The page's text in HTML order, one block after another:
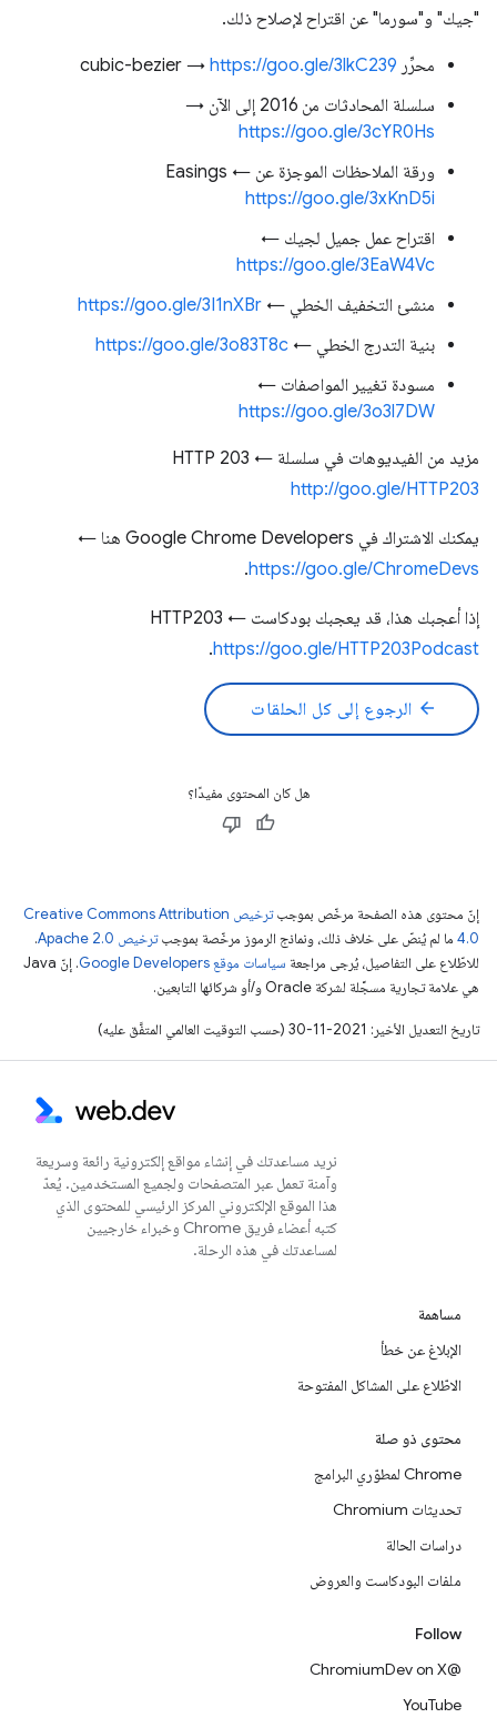
"جيك" و"سورما" عن اقتراح لإصلاح ذلك.
محرِّر cubic-bezier → https://goo.gle/3lkC239
سلسلة المحادثات من 2016 إلى الآن →
https://goo.gle/3cYR0Hs
ورقة الملاحظات الموجزة عن Easings ←
https://goo.gle/3xKnD5i
اقتراح عمل جميل لجيك ←
https://goo.gle/3EaW4Vc
منشئ التخفيف الخطي ← https://goo.gle/3I1nXBr
بنية التدرج الخطي ← https://goo.gle/3o83T8c
مسودة تغيير المواصفات ←
https://goo.gle/3o3l7DW
مزيد من الفيديوهات في سلسلة HTTP 203 ←
http://goo.gle/HTTP203
يمكنك الاشتراك في Google Chrome Developers هنا ←
https://goo.gle/ChromeDevs
.
إذا أعجبك هذا، قد يعجبك بودكاست HTTP203 ←
https://goo.gle/HTTP203Podcast
.
arrow_back الرجوع إلى كل الحلقات
هل كان المحتوى مفيدًا؟
إنّ محتوى هذه الصفحة مرخّص بموجب
ترخيص Creative Commons Attribution
4.0‏ ما لم يُنصّ على خلاف ذلك، ونماذج الرموز مرخّصة بموجبترخيص Apache 2.0‏
.
للاطّلاع على التفاصيل، يُرجى مراجعة سياسات موقع Google Developers‏
. إنّ Java
هي علامة تجارية مسجَّلة لشركة Oracle و/أو شركائها التابعين.
تاريخ التعديل الأخير: 2021-11-30 (حسب التوقيت العالمي المتفَّق عليه)
نريد مساعدتك في إنشاء مواقع إلكترونية رائعة وسريعة
وآمنة تعمل عبر المتصفحات ولجميع المستخدمين. يُعدّ
هذا الموقع الإلكتروني المركز الرئيسي للمحتوى الذي
كتبه أعضاء فريق Chrome وخبراء خارجيين
لمساعدتك في هذه الرحلة.
مساهمة
الإبلاغ عن خطأ
الاطّلاع على المشاكل المفتوحة
محتوى ذو صلة
Chrome لمطوّري البرامج
تحديثات Chromium
دراسات الحالة
ملفات البودكاست والعروض
Follow
@ChromiumDev on X
YouTube